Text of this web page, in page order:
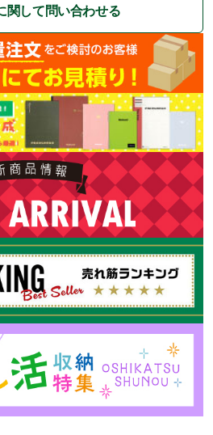
関して問い合わせる